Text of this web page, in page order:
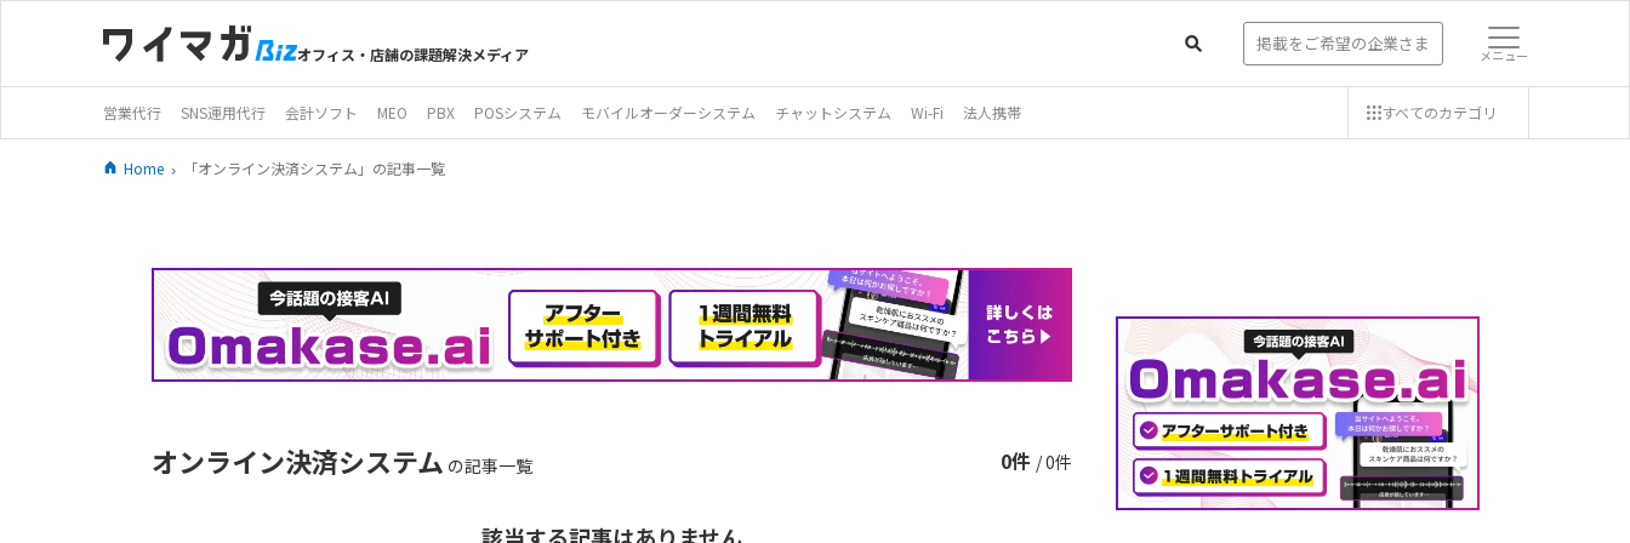
オフィス・店舗の課題解決メディア 掲載をご希望の企業さま メニュー
営業代行 SNS運用代行 会計ソフト MEO PBX POSシステム モバイルオーダーシステム チャットシステム Wi-Fi 法人携帯 すべてのカテゴリ
Home 「オンライン決済システム」の記事一覧
オンライン決済システム の記事一覧 0件 / 0件